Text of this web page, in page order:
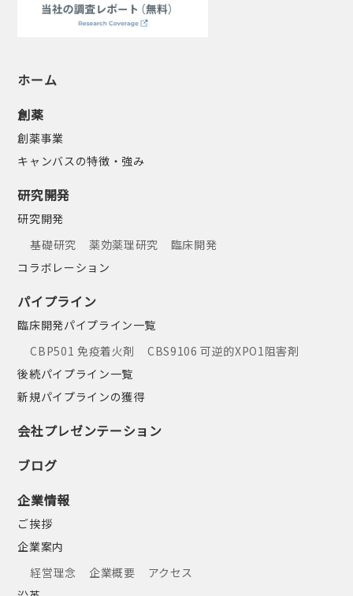
ホーム
創薬
創薬事業
キャンバスの特徴・強み
研究開発
研究開発
基礎研究
薬効薬理研究
臨床開発
コラボレーション
パイプライン
臨床開発パイプライン一覧
CBP501 免疫着火剤
CBS9106 可逆的XPO1阻害剤
後続パイプライン一覧
新規パイプラインの獲得
会社プレゼンテーション
ブログ
企業情報
ご挨拶
企業案内
経営理念
企業概要
アクセス